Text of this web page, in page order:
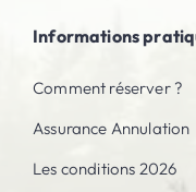
Informations
Comment réserver ?
Assurance Annulation
Les conditions 2026